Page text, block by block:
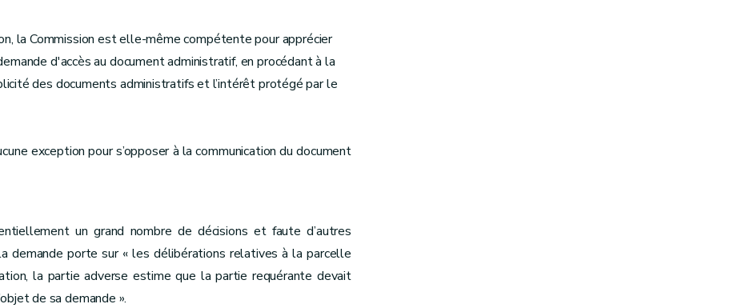
la Commission est elle-même compétente pour apprécier
d'accès au document administratif, en procédant à la
des documents administratifs et l’intérêt protégé par le
exception pour s’opposer à la communication du document
un grand nombre de décisions et faute d’autres
demande porte sur « les délibérations relatives à la parcelle
la partie adverse estime que la partie requérante devait
de sa demande ».